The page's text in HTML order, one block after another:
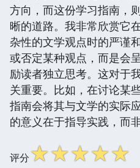
方向，而这份学习指南，
晰的道路。我非常欣赏它
杂性的文学观点时的严谨
或否定某种观点，而是会
励读者独立思考。这对于
关重要。比如，在讨论某
指南会将其与文学的实际
的意义在于指导实践，而
评分☆☆☆☆☆